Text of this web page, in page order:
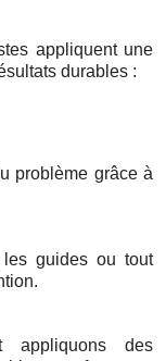
appliquent une
durables :
problème grâce à
guides ou tout
appliquons des